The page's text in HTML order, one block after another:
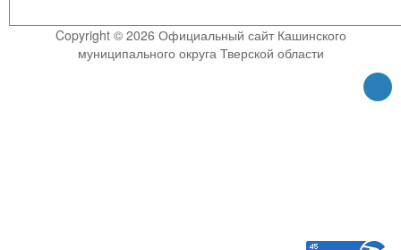
Copyright © 2026 Официальный сайт Кашинского
муниципального округа Тверской области